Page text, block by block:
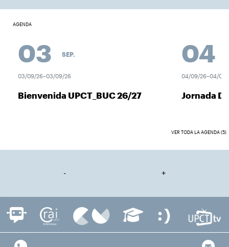
AGENDA
03 SEP.
03/09/26–03/09/26
Bienvenida UPCT_BUC 26/27
04
04/09/26–04/09/
Jornada
VER TODA LA AGENDA (5)
- +